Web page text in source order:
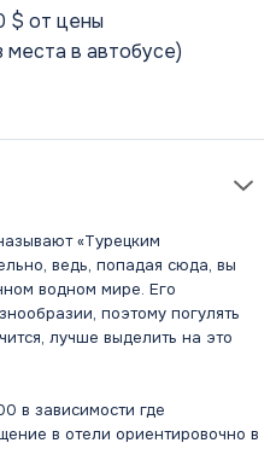
$ от цены
места в автобусе)
«Турецким
ведь, попадая сюда, вы
водном мире. Его
поэтому погулять
лучше выделить на это
в зависимости где
в отели ориентировочно в